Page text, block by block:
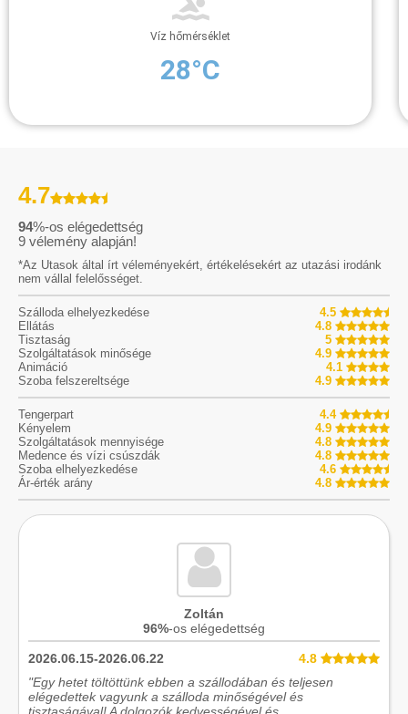
Víz hőmérséklet
28°C
4.7
94%-os elégedettség
9 vélemény alapján!
*Az Utasok által írt véleményekért, értékelésekért az utazási irodánk
nem vállal felelősséget.
Szálloda elhelyezkedése
4.5
Ellátás
4.8
Tisztaság
5
Szolgáltatások minősége
4.9
Animáció
4.1
Szoba felszereltsége
4.9
Tengerpart
4.4
Kényelem
4.9
Szolgáltatások mennyisége
4.8
Medence és vízi csúszdák
4.8
Szoba elhelyezkedése
4.6
Ár-érték arány
4.8
Zoltán
96%-os elégedettség
2026.06.15-2026.06.22
4.8
"Egy hetet töltöttünk ebben a szállodában és teljesen
elégedettek vagyunk a szálloda minőségével és